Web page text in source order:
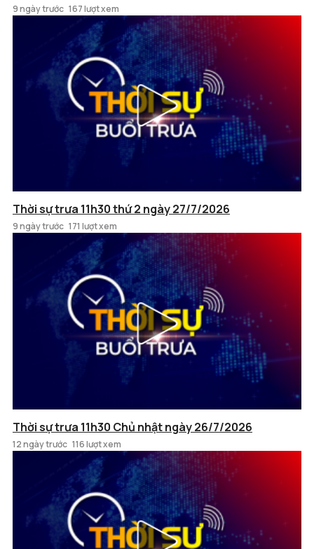
9 ngày trước 167 lượt xem
Thời sự trưa 11h30 thứ 2 ngày 27/7/2026
9 ngày trước 171 lượt xem
Thời sự trưa 11h30 Chủ nhật ngày 26/7/2026
12 ngày trước 116 lượt xem